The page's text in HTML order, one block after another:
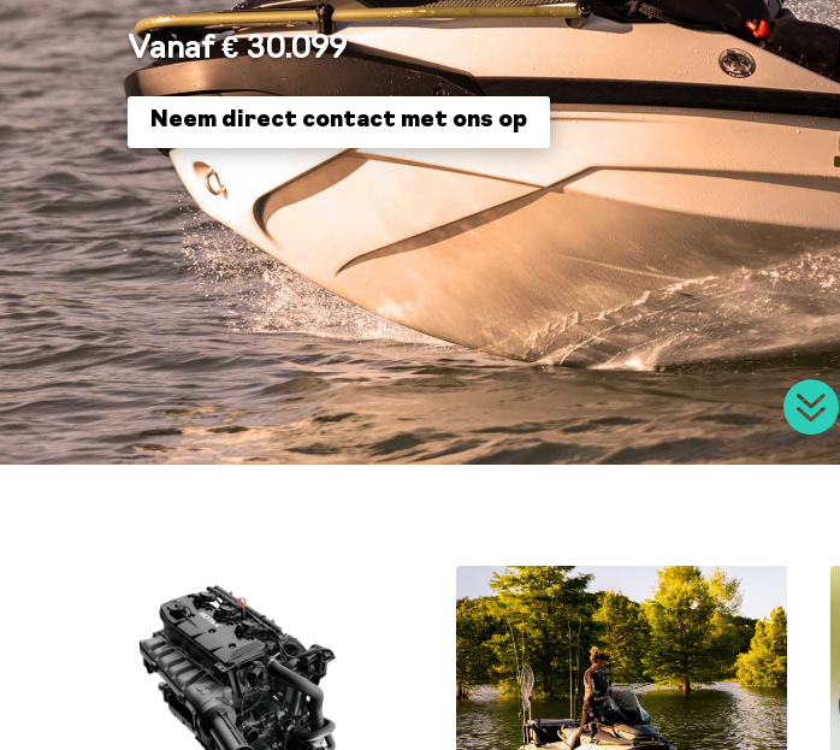
Vanaf € 30.099
Neem direct contact met ons op
